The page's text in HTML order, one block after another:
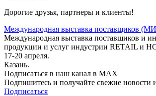
Дорогие друзья, партнеры и клиенты!
Международная выставка поставщиков
Международная выставка поставщиков и
продукции и услуг индустрии RETAIL и
17-20 апреля.
Казань.
Подписаться в наш канал в MAX
Подпишитесь и получайте свежие новости
Подписаться